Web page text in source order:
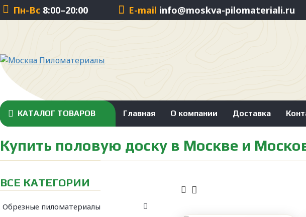
Пн-Вс 8:00–20:00 E-mail info@moskva-pilomateriali.ru
КАТАЛОГ ТОВАРОВ Главная О компании Доставка
Купить половую доску в Москве и
ВСЕ КАТЕГОРИИ
Обрезные пиломатериалы